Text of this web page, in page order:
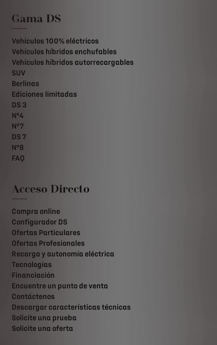
Gama DS
Vehículos 100% eléctricos
Vehículos híbridos enchufables
Vehículos híbridos autorrecargables
SUV
Berlinas
Ediciones limitadas
DS 3
Nº4
N°7
DS 7
Nº8
FAQ
Acceso Directo
Compra online
Configurador DS
Ofertas Particulares
Ofertas Profesionales
Recarga y autonomía eléctrica
Tecnologías
Financiación
Encuentre un punto de venta
Contáctenos
Descargar características técnicas
Solicite una prueba
Solicite una oferta